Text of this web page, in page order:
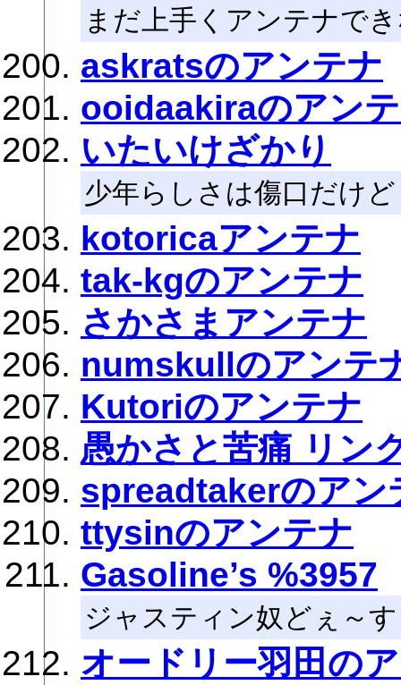
まだ上手くアンテナで
askratsのアンテナ
ooidaakiraのアン
いたいけざかり
少年らしさは傷口だけ
kotoricaアンテナ
tak-kgのアンテナ
さかさまアンテナ
numskullのアンテ
Kutoriのアンテナ
愚かさと苦痛 リン
spreadtakerのアン
ttysinのアンテナ
Gasoline’s %3957
ジャスティン奴どぇ～
オードリー羽田の